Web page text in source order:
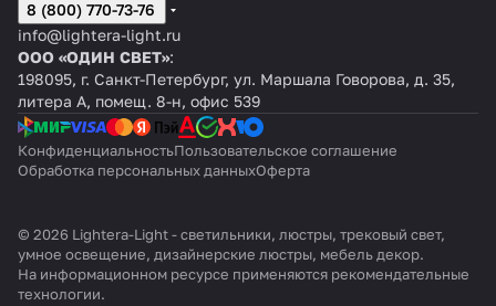
8 (800) 770-73-76
info@lightera-light.ru
ООО «ОДИН СВЕТ»:
198095, г. Санкт-Петербург, ул. Маршала Говорова, д. 35,
литера А, помещ. 8-н, офис 539
КонфиденциальностьПользовательское соглашение
Обработка персональных данныхОферта
© 2026 Lightera-Light - светильники, люстры, трековый свет,
умное освещение, дизайнерские люстры, мебель декор.
На информационном ресурсе применяются рекомендательные
технологии.